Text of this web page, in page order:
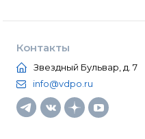
Контакты
Звездный Бульвар, д. 7
info@vdpo.ru